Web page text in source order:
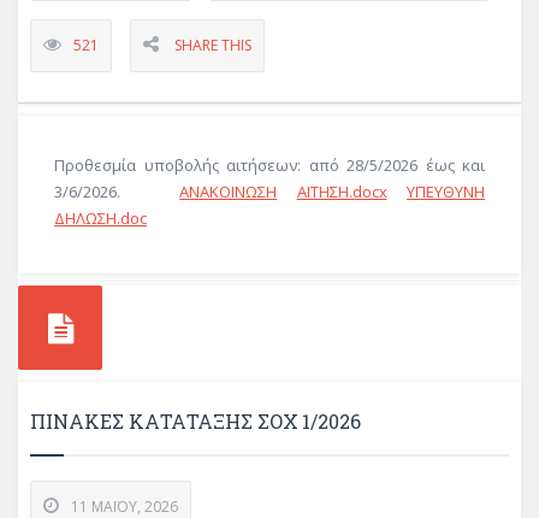
521 SHARE THIS
Προθεσμία υποβολής αιτήσεων: από 28/5/2026 έως και
3/6/2026.ΑΝΑΚΟΙΝΩΣΗ ΑΙΤΗΣΗ.docx
ΥΠΕΥΘΥΝΗ
ΔΗΛΩΣΗ.doc
ΠΙΝΑΚΕΣ ΚΑΤΑΤΑΞΗΣ ΣΟΧ 1/2026
11 ΜΑΪ́ΟΥ, 2026